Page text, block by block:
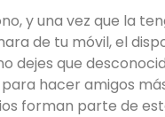
y una vez que la
de tu móvil, el
que
hacer amigos
forman parte de